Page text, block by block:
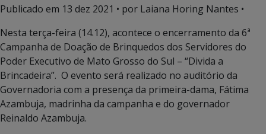
Publicado em 13 dez 2021 • por Laiana Horing Nantes •
Nesta terça-feira (14.12), acontece o encerramento da 6ª
Campanha de Doação de Brinquedos dos Servidores do
Poder Executivo de Mato Grosso do Sul – “Divida a
Brincadeira”. O evento será realizado no auditório da
Governadoria com a presença da primeira-dama, Fátima
Azambuja, madrinha da campanha e do governador
Reinaldo Azambuja.